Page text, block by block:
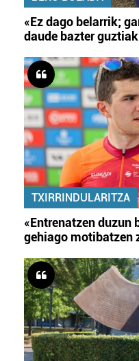
«Ez dago belarrik;
daude bazter
TXIRRINDULARITZA
«Entrenatzen duzun
gehiago motibatzen